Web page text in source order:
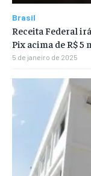
Brasil
Receita Federal
Pix acima de R$ 5
5 de janeiro de 2025